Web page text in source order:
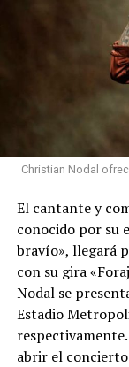
Christian Nodal
El cantante y
conocido por su
bravío», llegará
con su gira
Nodal se
Estadio
abrir el